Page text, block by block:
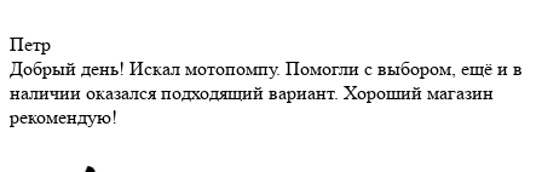
Петр
Добрый день! Искал мотопомпу. Помогли с выбором, ещё и в
наличии оказался подходящий вариант. Хороший магазин
рекомендую!